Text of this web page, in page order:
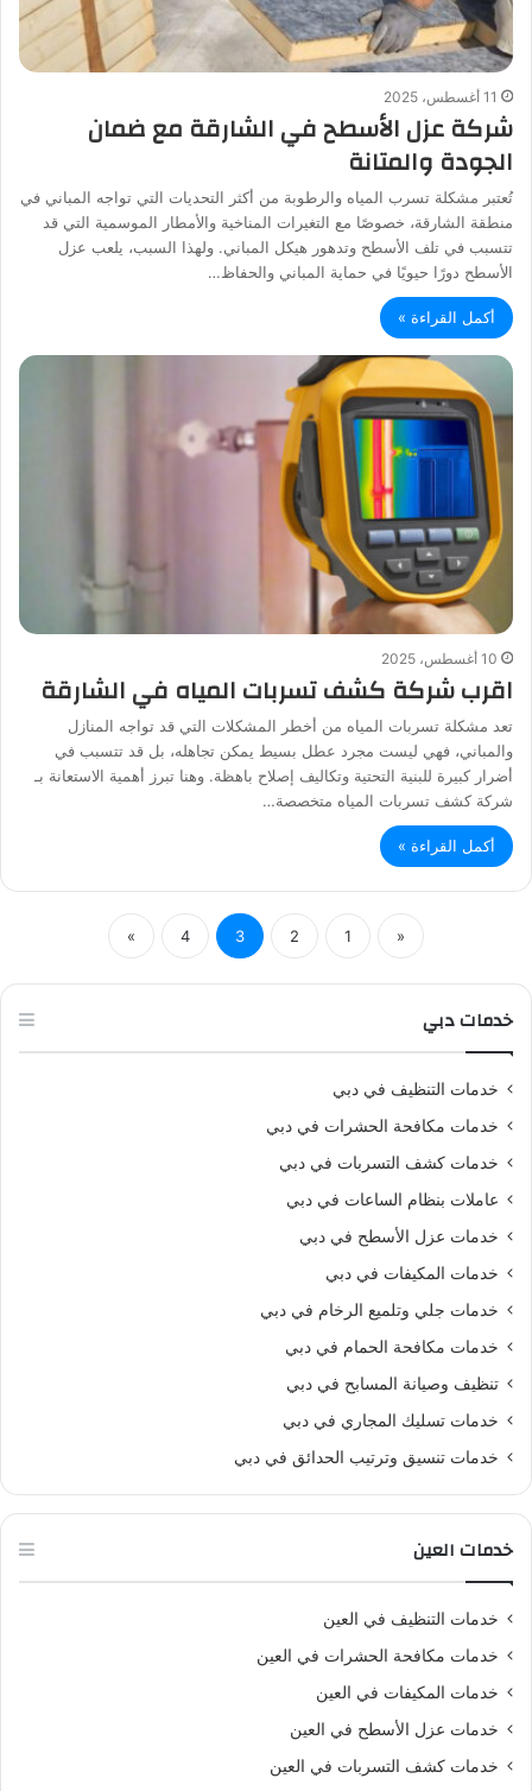
11 أغسطس، 2025
شركة عزل الأسطح في الشارقة مع ضمان
الجودة والمتانة
تُعتبر مشكلة تسرب المياه والرطوبة من أكثر التحديات التي تواجه المباني في
منطقة الشارقة، خصوصًا مع التغيرات المناخية والأمطار الموسمية التي قد
تتسبب في تلف الأسطح وتدهور هيكل المباني. ولهذا السبب، يلعب عزل
الأسطح دورًا حيويًا في حماية المباني والحفاظ…
أكمل القراءة »
10 أغسطس، 2025
اقرب شركة كشف تسربات المياه في الشارقة
تعد مشكلة تسربات المياه من أخطر المشكلات التي قد تواجه المنازل
والمباني، فهي ليست مجرد عطل بسيط يمكن تجاهله، بل قد تتسبب في
أضرار كبيرة للبنية التحتية وتكاليف إصلاح باهظة. وهنا تبرز أهمية الاستعانة بـ
شركة كشف تسربات المياه متخصصة…
أكمل القراءة »
«
1
2
3
4
»
خدمات دبي
خدمات التنظيف في دبي
خدمات مكافحة الحشرات في دبي
خدمات كشف التسربات في دبي
عاملات بنظام الساعات في دبي
خدمات عزل الأسطح في دبي
خدمات المكيفات في دبي
خدمات جلي وتلميع الرخام في دبي
خدمات مكافحة الحمام في دبي
تنظيف وصيانة المسابح في دبي
خدمات تسليك المجاري في دبي
خدمات تنسيق وترتيب الحدائق في دبي
خدمات العين
خدمات التنظيف في العين
خدمات مكافحة الحشرات في العين
خدمات المكيفات في العين
خدمات عزل الأسطح في العين
خدمات كشف التسربات في العين